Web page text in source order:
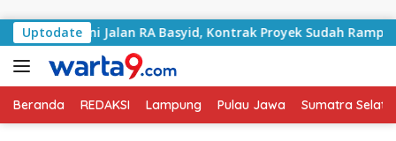
Uptodate
Jalan RA Basyid, Kontrak Proyek Sudah Rampung
Beranda REDAKSI Lampung Pulau Jawa Sumatra